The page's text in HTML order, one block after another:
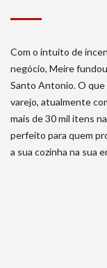
Com o intuito de
negócio, Meire
Santo Antonio. O
varejo, atualmente
mais de 30 mil itens
perfeito para quem
a sua cozinha na sua